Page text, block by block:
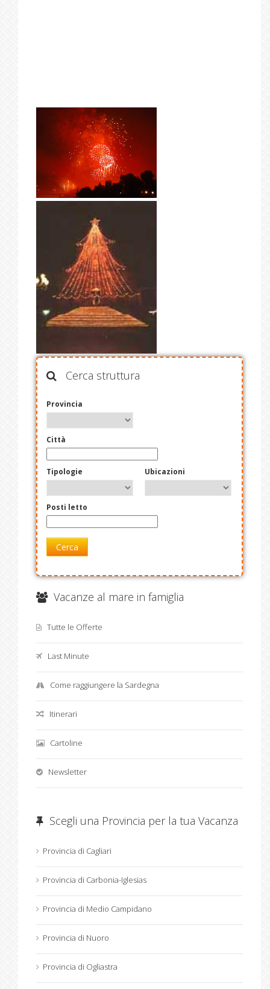
Cerca struttura
Provincia
Città
Tipologie Ubicazioni
Posti letto
Cerca
Vacanze al mare in famiglia
Tutte le Offerte
Last Minute
Come raggiungere la Sardegna
Itinerari
Cartoline
Newsletter
Scegli una Provincia per la tua Vacanza
Provincia di Cagliari
Provincia di Carbonia-Iglesias
Provincia di Medio Campidano
Provincia di Nuoro
Provincia di Ogliastra